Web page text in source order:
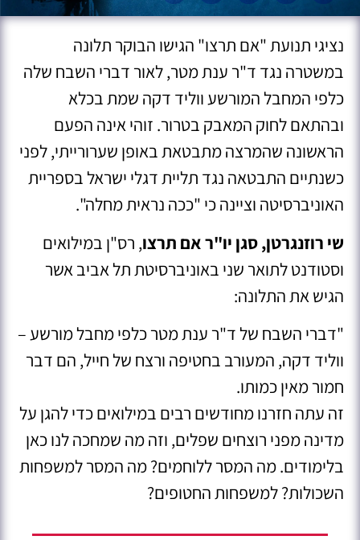
נציגי תנועת "אם תרצו" הגישו הבוקר תלונה
במשטרה נגד ד"ר ענת מטר, לאור דברי השבח שלה
כלפי המחבל המורשע ווליד דקה שמת בכלא
ובהתאם לחוק המאבק בטרור. זוהי אינה הפעם
הראשונה שהמרצה מתבטאת באופן שערורייתי, לפני
כשנתיים התבטאה נגד תליית דגלי ישראל בספריית
האוניברסיטה וציינה כי "ככה נראית מחלה".
שי רוזנגרטן, סגן יו"ר אם תרצו, רס"ן במילואים
וסטודנט לתואר שני באוניברסיטת תל אביב אשר
הגיש את התלונה:
"דברי השבח של ד"ר ענת מטר כלפי מחבל מורשע –
ווליד דקה, המעורב בחטיפה ורצח של חייל, הם דבר
חמור מאין כמותו.
זה עתה חזרנו מחודשים רבים במילואים כדי להגן על
מדינה מפני רוצחים שפלים, וזה מה שמחכה לנו כאן
בלימודים. מה המסר ללוחמים? מה המסר למשפחות
השכולות? למשפחות החטופים?